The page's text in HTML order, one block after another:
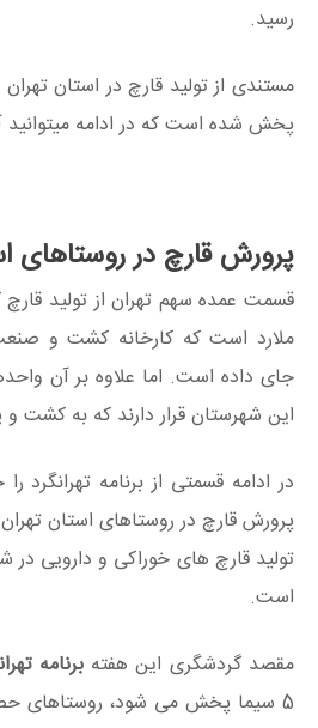
رسید.
مستندی از تولید قارچ در استان
پخش شده است که در ادامه میتوانید
پرورش قارچ در روستاهای
قسمت عمده سهم تهران از تولید
ملارد است که کارخانه کشت و
جای داده است. اما علاوه بر آن
این شهرستان قرار دارند که به کشت و
در ادامه قسمتی از برنامه تهرانگرد
پرورش قارچ در روستاهای استان
تولید قارچ های خوراکی و دارویی در
است.
مقصد گردشگری این هفتهبرنامه
5 سیما پخش می شود، روستا‌های